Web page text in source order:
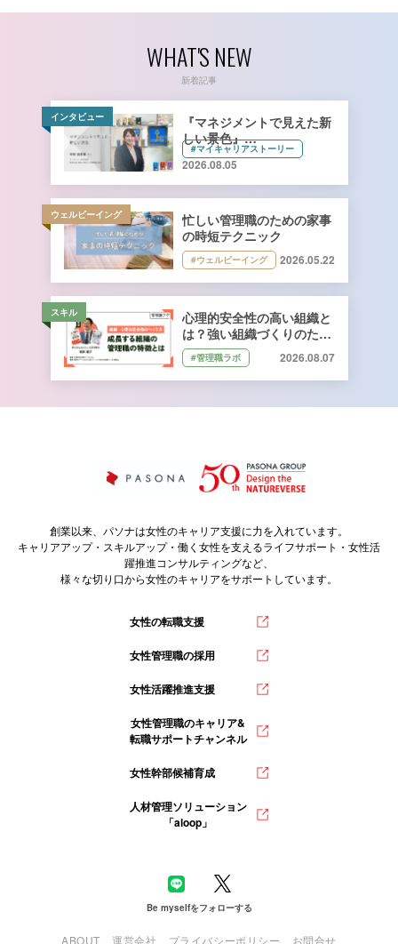
WHAT'S NEW
新着記事
インタビュー
『マネジメントで見えた新
しい景色』
キーコーヒー株式会社 管理
本部 総務人事部 人財開発
課長 寺﨑由香里さん【前
編】
#マイキャリアストーリー
2026.08.05
ウェルビーイング
忙しい管理職のための家事
の時短テクニック
#ウェルビーイング 2026.05.22
スキル
心理的安全性の高い組織と
は？強い組織づくりのため
に管理職ができること｜石
井遼介さん監修
#管理職ラボ 2026.08.07
創業以来、パソナは女性のキャリア支援に力を入れています。
キャリアアップ・スキルアップ・働く女性を支えるライフサポート・女性活
躍推進コンサルティングなど、
様々な切り口から女性のキャリアをサポートしています。
女性の転職支援
女性管理職の採用
女性活躍推進支援
女性管理職のキャリア&
転職サポートチャンネル
女性幹部候補育成
人材管理ソリューション
「aloop」
Be myselfをフォローする
ABOUT 運営会社 プライバシーポリシー お問合せ